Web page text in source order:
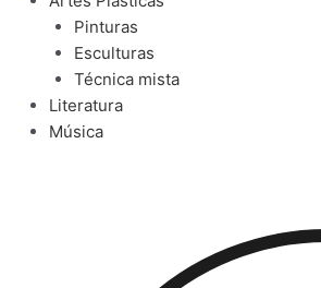
Pinturas
Esculturas
Técnica mista
Literatura
Música